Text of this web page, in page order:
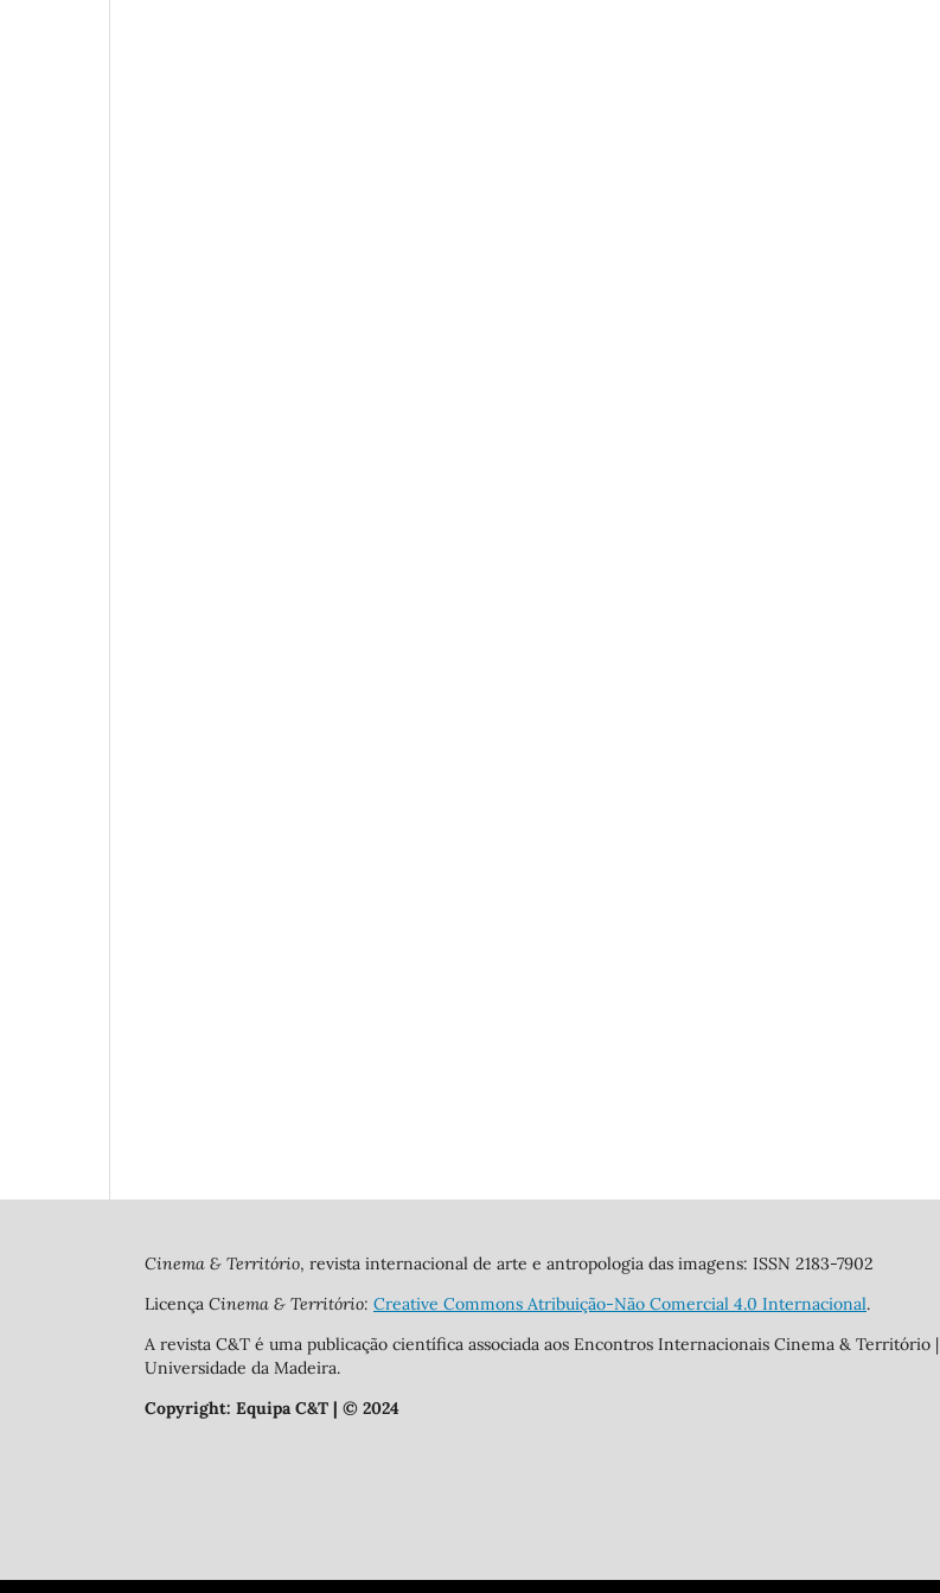
Cinema & Território, revista internacional de arte e antropologia das imagens: ISSN 2183-7902
Licença Cinema & Território: Creative Commons Atribuição-Não Comercial 4.0 Internacional.
A revista C&T é uma publicação científica associada aos Encontros Internacionais Cinema & Território |
Universidade da Madeira.
Copyright: Equipa C&T | © 2024